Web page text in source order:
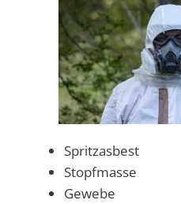
Spritzasbest
Stopfmasse
Gewebe